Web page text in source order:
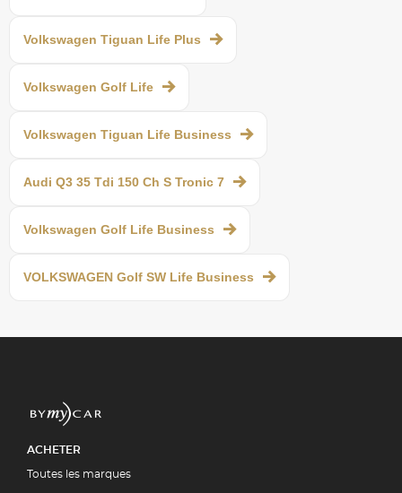
Volkswagen Tiguan Life Plus
Volkswagen Golf Life
Volkswagen Tiguan Life Business
Audi Q3 35 Tdi 150 Ch S Tronic 7
Volkswagen Golf Life Business
VOLKSWAGEN Golf SW Life Business
ACHETER
Toutes les marques